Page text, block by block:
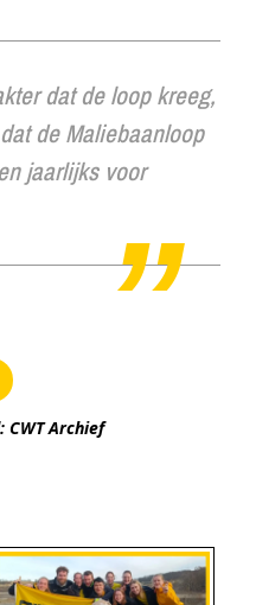
dat de loop kreeg,
de Maliebaanloop
jaarlijks voor
CWT Archief